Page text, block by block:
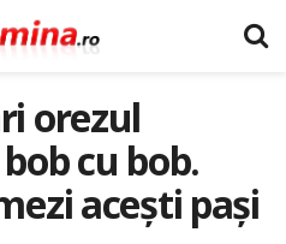
orezul
cu bob.
acești pași